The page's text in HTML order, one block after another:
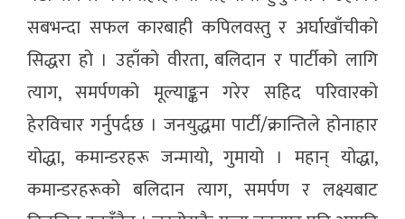
सबभन्दा सफल कारबाही कपिलवस्तु र अर्घाखाँचीको
सिद्धरा हो । उहाँको वीरता, बलिदान र पार्टीको लागि
त्याग, समर्पणको मूल्याङ्कन गरेर सहिद परिवारको
हेरविचार गर्नुपर्दछ । जनयुद्धमा पार्टी/क्रान्तिले होनाहार
योद्धा, कमान्डरहरू जन्मायो, गुमायो । महान् योद्धा,
कमान्डरहरूको बलिदान त्याग, समर्पण र लक्ष्यबाट